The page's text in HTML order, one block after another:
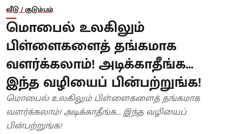
வீடு / குடும்பம்
மொபைல் உலகிலும்
பிள்ளைகளைத் தங்கமாக
வளர்க்கலாம்! அடிக்காதீங்க...
இந்த வழியைப் பின்பற்றுங்க!
மொபைல் உலகிலும் பிள்ளைகளைத் தங்கமாக
வளர்க்கலாம்! அடிக்காதீங்க... இந்த வழியைப்
பின்பற்றுங்க!